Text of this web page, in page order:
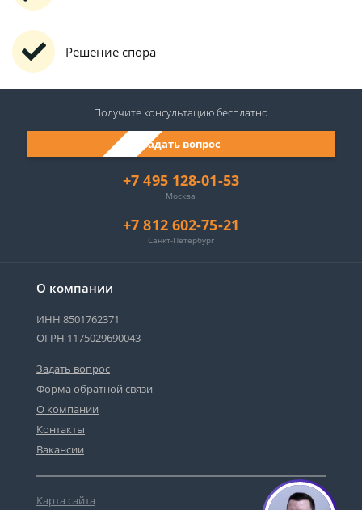
Решение спора
О компании
ИНН 8501762371
ОГРН 1175029690043
Задать вопрос
Форма обратной связи
О компании
Контакты
Вакансии
Карта сайта
+7 495 128-01-53
Москва
+7 812 602-75-21
Санкт-Петербург
Задать вопрос
Получите консультациюбесплатно